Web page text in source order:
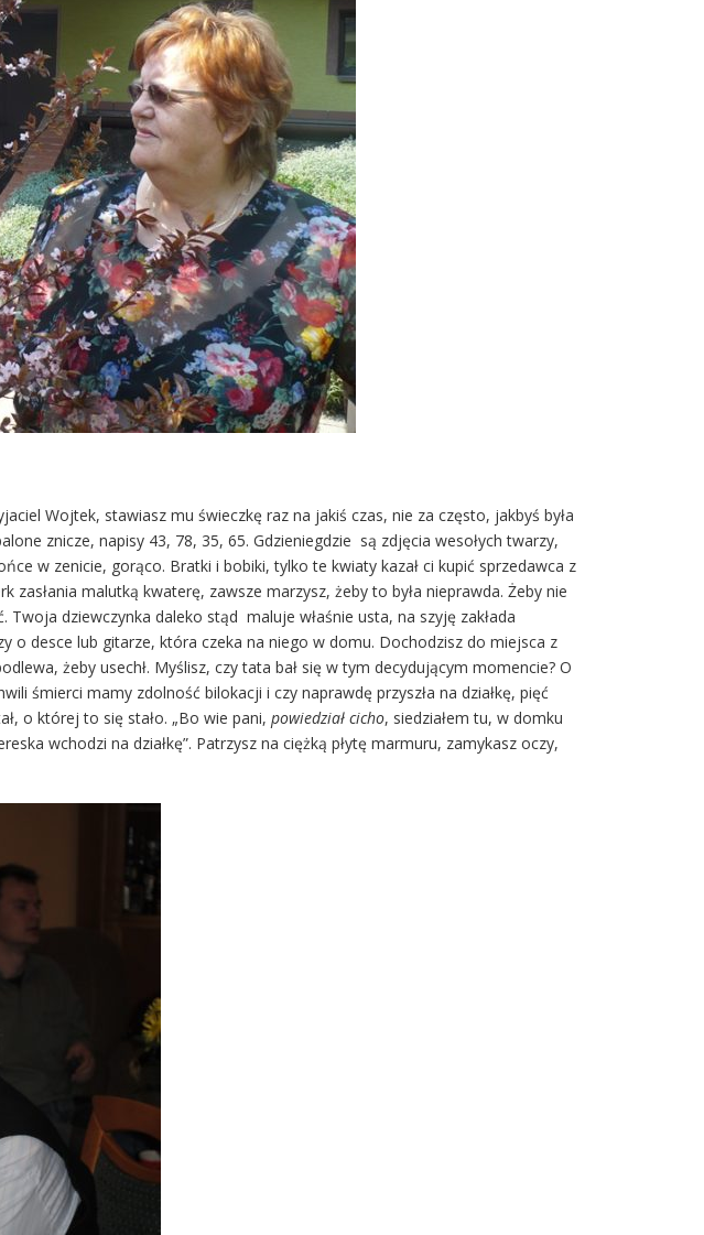
Wojtek, stawiasz mu świeczkę raz na jakiś czas, nie za często, jakbyś była
znicze, napisy 43, 78, 35, 65. Gdzieniegdzie są zdjęcia wesołych twarzy,
w zenicie, gorąco. Bratki i bobiki, tylko te kwiaty kazał ci kupić sprzedawca z
malutką kwaterę, zawsze marzysz, żeby to była nieprawda. Żeby nie
dziewczynka daleko stąd maluje właśnie usta, na szyję zakłada
o desce lub gitarze, która czeka na niego w domu. Dochodzisz do miejsca z
żeby usechł. Myślisz, czy tata bał się w tym decydującym momencie? O
śmierci mamy zdolność bilokacji i czy naprawdę przyszła na działkę, pięć
o której to się stało. „Bo wie pani, powiedział cicho, siedziałem tu, w domku
wchodzi na działkę”. Patrzysz na ciężką płytę marmuru, zamykasz oczy,